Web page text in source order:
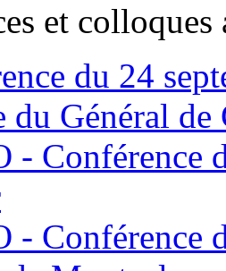
et
du 24
du Général
- Conférence
- Conférence